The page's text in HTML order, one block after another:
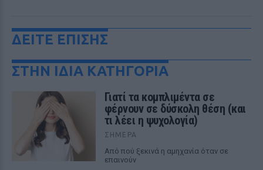
ΔΕΙΤΕ ΕΠΙΣΗΣ
ΣΤΗΝ ΙΔΙΑ ΚΑΤΗΓΟΡΙΑ
Γιατί τα κομπλιμέντα σε
φέρνουν σε δύσκολη θέση (και
τι λέει η ψυχολογία)
ΣΉΜΕΡΑ
Από πού ξεκινά η αμηχανία όταν σε
επαινούν